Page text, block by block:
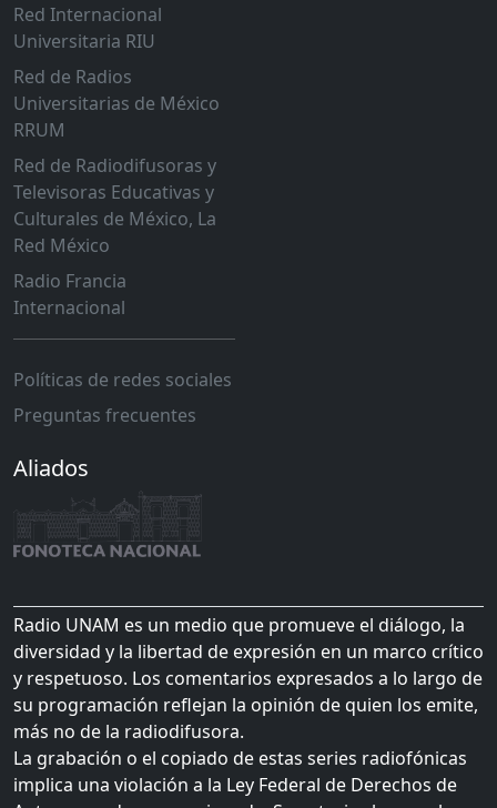
Red Internacional
Universitaria RIU
Red de Radios
Universitarias de México
RRUM
Red de Radiodifusoras y
Televisoras Educativas y
Culturales de México, La
Red México
Radio Francia
Internacional
Políticas de redes sociales
Preguntas frecuentes
Aliados
Radio UNAM es un medio que promueve el diálogo, la
diversidad y la libertad de expresión en un marco crítico
y respetuoso. Los comentarios expresados a lo largo de
su programación reflejan la opinión de quien los emite,
más no de la radiodifusora.
La grabación o el copiado de estas series radiofónicas
implica una violación a la Ley Federal de Derechos de